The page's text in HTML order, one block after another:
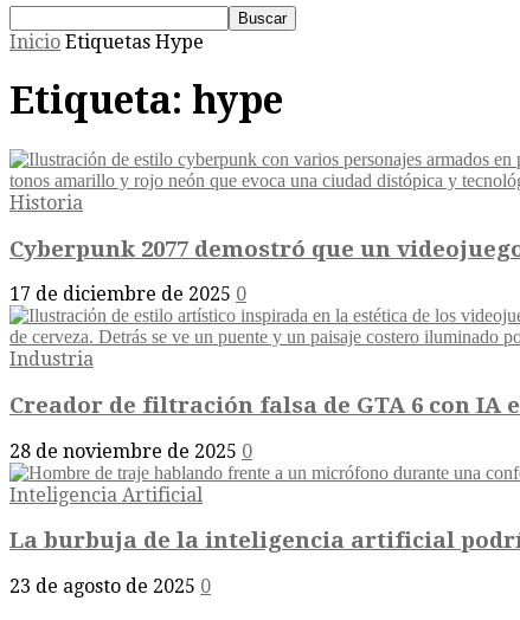
Inicio Etiquetas Hype
Etiqueta: hype
Historia
Cyberpunk 2077 demostró que un
17 de diciembre de 2025 0
Industria
Creador de filtración falsa de GTA 6 con IA
28 de noviembre de 2025 0
Inteligencia Artificial
La burbuja de la inteligencia artificial
23 de agosto de 2025 0